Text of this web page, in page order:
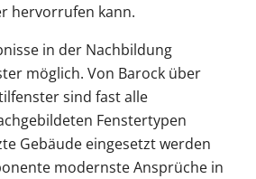
hervorrufen kann.
in der Nachbildung
möglich. Von Barock über
sind fast alle
Fenstertypen
Gebäude eingesetzt werden
modernste Ansprüche in